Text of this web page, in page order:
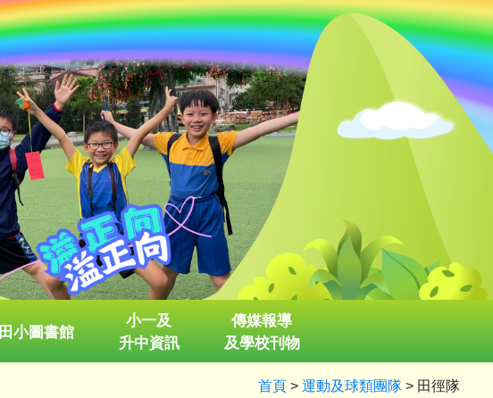
田小圖書館
小一及
升中資訊
傳媒報導
及學校刊物
首頁 > 運動及球類團隊 > 田徑隊